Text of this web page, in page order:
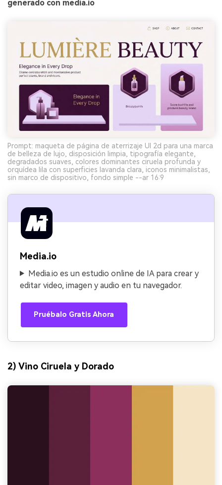
generado con media.io
Prompt: maqueta de página de aterrizaje UI 2d para una marca
de belleza de lujo, disposición limpia, tipografía elegante,
degradados suaves, colores dominantes ciruela profunda y
orquídea lila con superficies lavanda clara, iconos minimalistas,
sin marco de dispositivo, fondo simple --ar 16:9
Media.io
Media.io es un estudio online de IA para crear y
editar video, imagen y audio en tu navegador.
Pruébalo Gratis Ahora
2) Vino Ciruela y Dorado